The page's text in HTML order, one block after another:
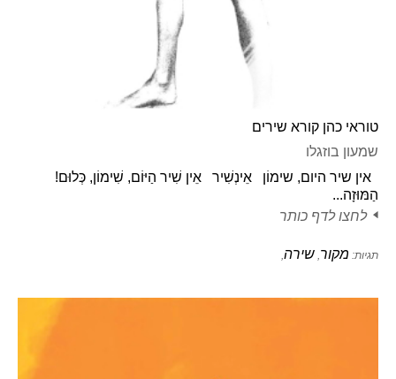
טוראי כהן קורא שירים
שמעון בוזגלו
אין שיר היום, שימוֹן אֵינְשִׁיר אֵין שִׁיר הַיּוֹם, שִׁימוֹן, כְּלוּם!
הַמּוּזָה...
לחצו לדף כותר
תגיות: מקור, שירה,